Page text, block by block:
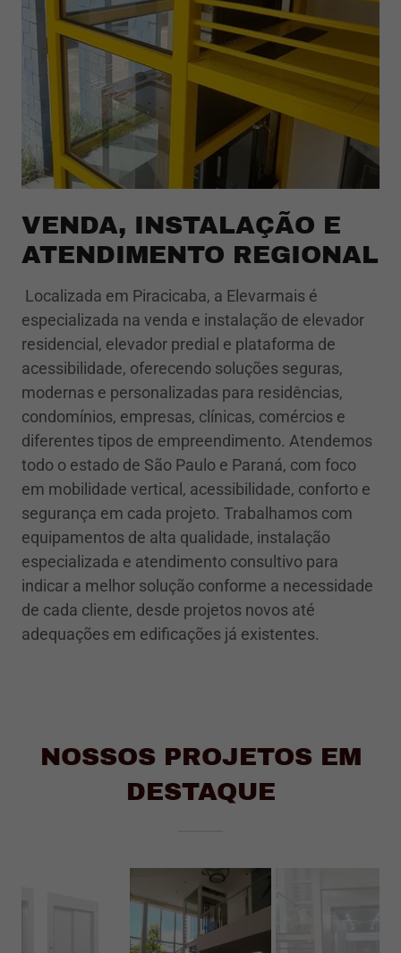
VENDA, INSTALAÇÃO E
ATENDIMENTO REGIONAL
Localizada em Piracicaba, a Elevarmais é
especializada na venda e instalação de elevador
residencial, elevador predial e plataforma de
acessibilidade, oferecendo soluções seguras,
modernas e personalizadas para residências,
condomínios, empresas, clínicas, comércios e
diferentes tipos de empreendimento. Atendemos
todo o estado de São Paulo e Paraná, com foco
em mobilidade vertical, acessibilidade, conforto e
segurança em cada projeto. Trabalhamos com
equipamentos de alta qualidade, instalação
especializada e atendimento consultivo para
indicar a melhor solução conforme a necessidade
de cada cliente, desde projetos novos até
adequações em edificações já existentes.
NOSSOS PROJETOS EM
DESTAQUE